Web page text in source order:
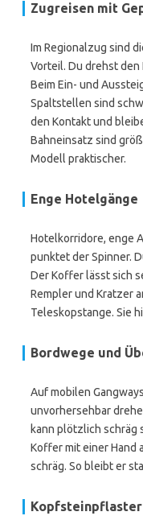
Zugreisen mit
Im Regionalzug sind
Vorteil. Du drehst
Beim Ein- und
Spaltstellen sind
den Kontakt und
Bahneinsatz sind
Modell praktischer.
Enge Hotelgänge
Hotelkorridore, enge
punktet der Spinner.
Der Koffer lässt sich
Rempler und Kratzer
Teleskopstange. Sie
Bordwege und
Auf mobilen
unvorhersehbar
kann plötzlich schräg
Koffer mit einer Hand
schräg. So bleibt er